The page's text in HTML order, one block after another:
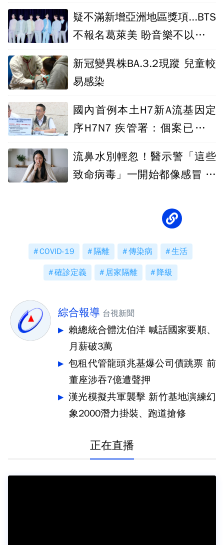
疑不滿新增亞洲地區獎項...BTS
不報名葛萊美 盼音樂不以地域
新冠變異株BA.3.2現蹤 兒童較
易感染
國內首例本土H7新A流基因定
序H7N7 疾管署：個案已解除
流鼻水別輕忽！醫示警「這些
致命病毒」一開始都像感冒 關
COVID-19 隔離 傳染病 生活
確診定義 居家隔離 降級
綜合報導 台視新聞
賴總統合體沈伯洋 喊話國家要順、
月薪破3萬
包租代管龍頭兆基爆公司債跳票 前
董座涉吞7億遭聲押
漢光模擬共軍襲擊 新竹基地演練幻
象2000潛力掛裝、跑道搶修
正在直播